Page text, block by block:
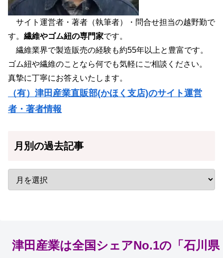
サイト運営者・著者（執筆者）・問合せ担当の越野勤で
す。 繊維やゴム紐の専門家です。
繊維業界で製造販売の経験も約55年以上と豊富です。
ゴム紐や繊維のことなら何でも気軽にご相談ください。
真摯に丁寧にお答えいたします。
（有）津田産業直販部(かほく支店)のサイト運営
者・著者情報
月別の過去記事
津田産業は全国シェアNo.1の「石川県